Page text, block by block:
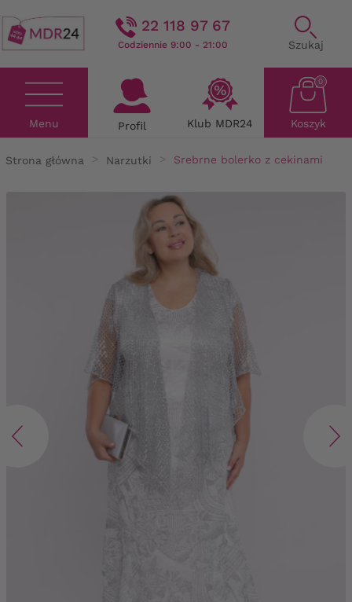
22 118 97 67
Codziennie 9:00 - 21:00 Szukaj
Menu Profil Klub MDR24 Koszyk
0
Strona główna Narzutki Srebrne bolerko z cekinami